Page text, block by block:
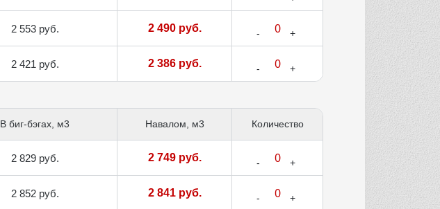
2 553 руб. 2 490 руб.
2 421 руб. 2 386 руб.
В биг-бэгах, м3 Навалом, м3 Количество
2 829 руб. 2 749 руб.
2 852 руб. 2 841 руб.